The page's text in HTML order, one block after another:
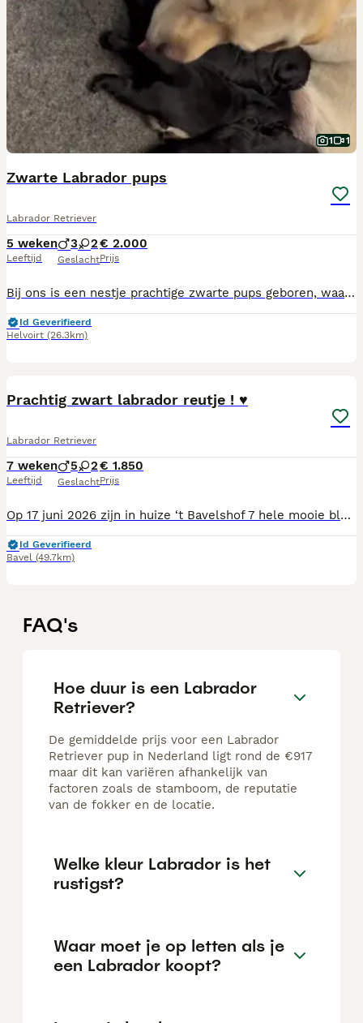
1 1
Zwarte Labrador pups
Labrador Retriever
5 weken
Leeftijd
3 2
Geslacht
€ 2.000
Prijs
Bij ons is een nestje prachtige zwarte pups geboren, waarvan nog pups beschikbaar zijn om het nest omstreeks 3 juli te verlaten. De ouders zijn Amerikaans kampioen Belquest Conclusions Chocolate Factory (Charlie) en Wahnahnish I See You(Luca) Beide ouderdieren voldoen ruimschoots aan de door de rasvereniging (Labrador kring Nederland) gestelde gezondheidseisen. Ouderdieren zijn vrij bevonden van HD, ED, en oogaandoeningen. Ook zijn de ouders onderzocht op diverse genetische aandoeningen zoals PRA, EIC, HNPK zodat de pups deze niet zullen krijgen. De pups groeien op in huiselijke kring en worden gesocialiseerd met de geluiden van alledag, grote en kleine honden, katten, en allerlei mensen en kinderen. De pups zijn in de eerste plaats geschikt als geweldige gezinshonden. Maar tevens zijn er diverse van bij ons geboren pups actief als hulphond of blindengeleidehond. Wanneer de pups het nest verlaten zijn ze vanzelfsprekend gechipt en gecontroleerd door de Raad van beheer en hebben ze een FCI STAMBOOM en dna profiel. Ook zijn ze gecontroleerd door de dierenarts, gevaccineerd en ontwormd volgens schema en in het bezit van een Europees paspoort. En krijgen ze een puppypakket met o.a. een knuffel met nestgeur en een maand gratis verzekering mee. Ook kunt u altijd terecht voor hulp of advies. Vragen of interesse? Neem gerust contact op. De pups mogen vanaf 25 augustus het nest verlaten, we hebben nog een reutjes en een teefje
Id Geverifieerd
Helvoirt (26.3km)
Prachtig zwart labrador reutje ! ♥
Labrador Retriever
7 weken
Leeftijd
5 2
Geslacht
€ 1.850
Prijs
Op 17 juni 2026 zijn in huize ‘t Bavelshof 7 hele mooie blonde en zwarte labradorpups geboren: 2 dames en 5 mannen! 😊 Alleen een lief knap zwart reutje is nog beschikbaar. Wij zijn particuliere labradorliefhebbers, die al ruim 30 jaar af en toe een nestje labradors fokken volgens de regels van de NLV (Nederlandse Labrador Vereniging). Onze Ot (Otje van ’t Bavelshof) heeft dan ook voor alle benodigde gezondheidstesten de beste resultaten mogen scoren voor zowel de heupen (HD A), de ellebogen (ED-vrij) en de ogen (vrij). Dezelfde uitslagen behoren bij de knappe zwarte papa, Mattie (Erinhill Chase What Matters at Hyspire), die tevens diverse kampioenschappen op zijn naam heeft staan. Onze pups worden door de dierenarts gevolgd, krijgen tijdig alle wormkuren, worden gevaccineerd (6 weken), krijgen een eigen paspoort en een eigen stamboom, waarmee afkomst gegarandeerd is middels DNA controle door de Raad van Beheer. Ons nestje woonde met mams in de huiskamer, waar ze met alle dagelijkse prikkels in aanraking zijn gekomen en vanaf de 4 weken zijn ze naar een grotere speelruimte verhuisd, zodat ze zich goed hebben kunnen ontwikkelen. Hier en lekker buiten kunnen ze heerlijk samen spelen en krijgen ze tevens de eerste zindelijkheidstraining. Onze pups mogen rond 12 augustus naar hun eigen nieuwe baasjes. Ben jij op zoek naar een mooie, lieve labradorpup? Neem gerust contact met ons op, we vertellen met liefde van alles over onze pups en horen vooral ook graag waar onze vriendjes terecht zouden komen. Anita en Huub Beenackers T: 06 19921545
Id Geverifieerd
Bavel (49.7km)
FAQ's
Hoe duur is een Labrador
Retriever?
De gemiddelde prijs voor een Labrador
Retriever pup in Nederland ligt rond de €917
maar dit kan variëren afhankelijk van
factoren zoals de stamboom, de reputatie
van de fokker en de locatie.
Welke kleur Labrador is het
rustigst?
Waar moet je op letten als je
een Labrador koopt?